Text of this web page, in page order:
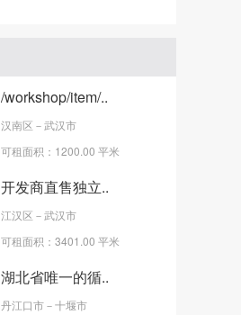
/workshop/item/..
汉南区 －武汉市
可租面积：1200.00 平米
开发商直售独立..
江汉区 －武汉市
可租面积：3401.00 平米
湖北省唯一的循..
丹江口市－十堰市